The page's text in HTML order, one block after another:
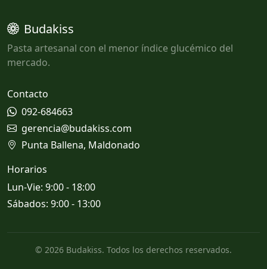
Budakiss
Pasta artesanal con el menor índice glucémico del
mercado.
Contacto
092-684663
gerencia@budakiss.com
Punta Ballena, Maldonado
Horarios
Lun-Vie: 9:00 - 18:00
Sábados: 9:00 - 13:00
© 2026 Budakiss. Todos los derechos reservados.